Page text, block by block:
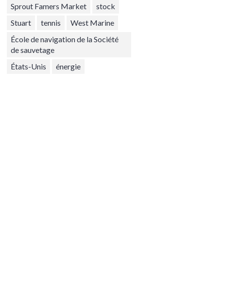
Sprout Famers Market
stock
Stuart
tennis
West Marine
École de navigation de la Société
de sauvetage
États-Unis
énergie